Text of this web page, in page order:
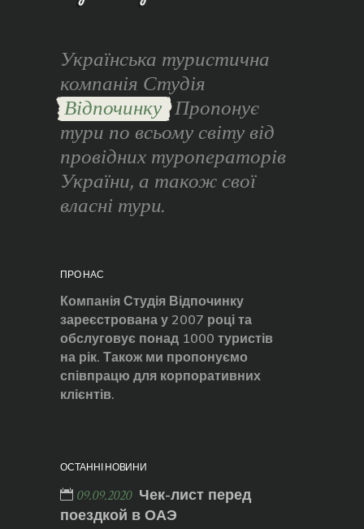
Українська туристична
компанія Студія
Відпочинку Пропонує
тури по всьому світу від
провідних туроператорів
України, а також свої
власні тури.
ПРО НАС
Компанія Студія Відпочинку
зареєстрована у 2007 році та
обслуговує понад 1000 туристів
на рік. Також ми пропонуємо
співпрацю для корпоративних
клієнтів.
ОСТАННІ НОВИНИ
09.09.2020 Чек-лист перед
поездкой в ОАЭ